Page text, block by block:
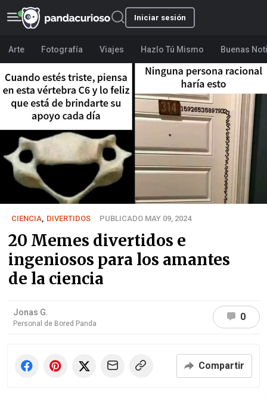
Iniciar sesión
Arte Fotografía Viajes Hazlo Tú Mismo Buenas
CIENCIA DIVERTIDOS PUBLICADO MAY 09, 2024
20 Memes divertidos e
ingeniosos para los amantes
de la ciencia
Jonas G.
Personal de Bored Panda
0
Compartir